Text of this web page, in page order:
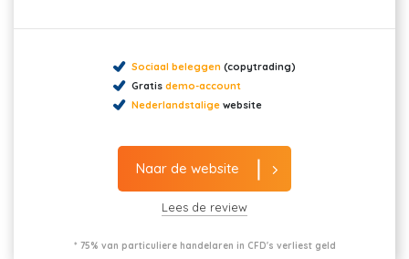
Sociaal beleggen (copytrading)
Gratis demo-account
Nederlandstalige website
Naar de website
Lees de review
* 75% van particuliere handelaren in CFD's verliest geld